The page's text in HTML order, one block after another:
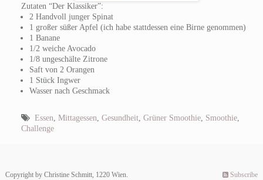
Zutaten “Der Klassiker”:
2 Handvoll junger Spinat
1 großer süßer Apfel (ich habe stattdessen eine Birne genommen)
1 Banane
1/2 weiche Avocado
1/8 ungeschälte Zitrone
Saft von 2 Orangen
1 Stück Ingwer
Wasser nach Geschmack
Essen Mittagessen Gesundheit, Grüner Smoothie, Smoothie,
Challenge
Copyright by Christine Schmitt, 1220 Wien. Subscribe